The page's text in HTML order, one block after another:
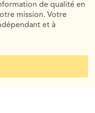
de qualité en
mission. Votre
et à